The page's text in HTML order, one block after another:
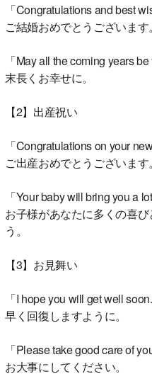
「Congratulations and best
ご結婚おめでとうございます。
「May all the coming years be
末長くお幸せに。
【2】出産祝い
「Congratulations on your
ご出産おめでとうございます。
「Your baby will bring you a
お子様があなたに多くの喜
う。
【3】お見舞い
「I hope you will get well soon.
早く回復しますように。
「Please take good care of
お大事にしてください。